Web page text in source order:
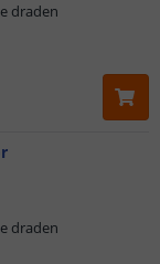
draden
draden